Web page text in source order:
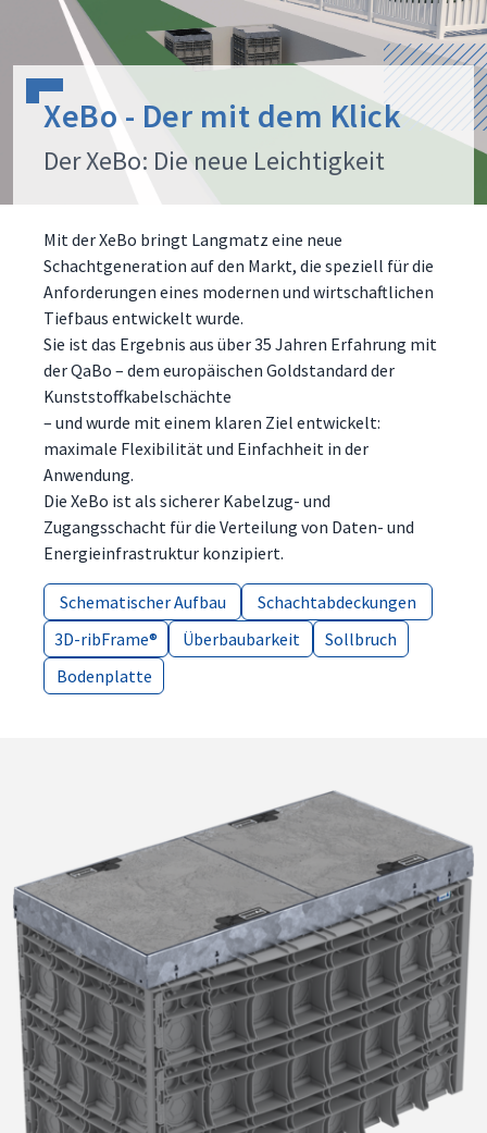
XeBo - Der mit dem Klick
Der XeBo: Die neue Leichtigkeit
Mit der XeBo bringt Langmatz eine neue
Schachtgeneration auf den Markt, die speziell für die
Anforderungen eines modernen und wirtschaftlichen
Tiefbaus entwickelt wurde.
Sie ist das Ergebnis aus über 35 Jahren Erfahrung mit
der QaBo – dem europäischen Goldstandard der
Kunststoffkabelschächte
– und wurde mit einem klaren Ziel entwickelt:
maximale Flexibilität und Einfachheit in der
Anwendung.
Die XeBo ist als sicherer Kabelzug- und
Zugangsschacht für die Verteilung von Daten- und
Energieinfrastruktur konzipiert.
Schematischer Aufbau
Schematischer Aufbau Schachtabdeckungen
Schachtabdeckungen
3D-ribFrame®
3D-ribFrame® Überbaubarkeit
Überbaubarkeit Sollbruch
Sollbruch
Bodenplatte
Bodenplatte